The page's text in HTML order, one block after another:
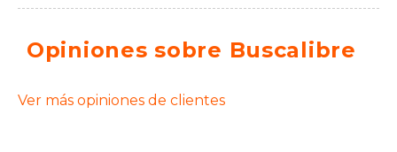
Opiniones sobre Buscalibre
Ver más opiniones de clientes